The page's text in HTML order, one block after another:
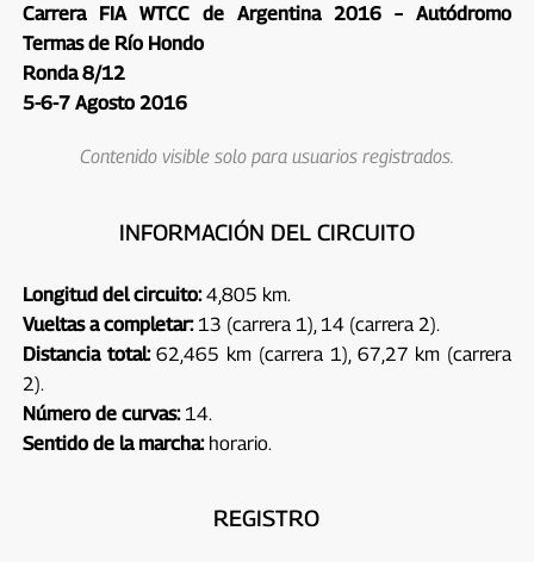
Carrera FIA WTCC de Argentina 2016 –Autódromo
Termas de Río Hondo
Ronda 8/12
5-6-7 Agosto 2016
Contenido visible solo para usuarios registrados.
INFORMACIÓN DEL CIRCUITO
Longitud del circuito:4,805 km.
Vueltas a completar:13 (carrera 1), 14 (carrera 2).
Distancia total:62,465 km (carrera 1), 67,27 km (carrera
2).
Número de curvas:14.
Sentido de la marcha:horario.
REGISTRO